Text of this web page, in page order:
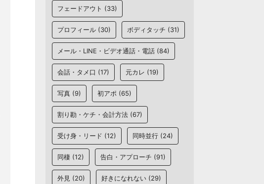
フェードアウト (33)
プロフィール (30) ボディタッチ (31)
メール・LINE・ビデオ通話・電話 (84)
会話・タメ口 (17) 元カレ (19)
写真 (9) 初アポ (65)
割り勘・ケチ・会計方法 (67)
受け身・リード (12) 同時並行 (24)
同棲 (12) 告白・アプローチ (91)
外見 (20) 好きになれない (29)